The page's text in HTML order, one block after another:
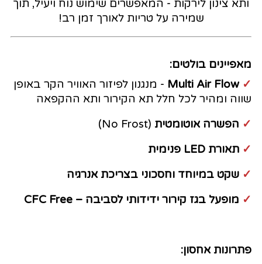
ותא צינון לירקות - המאפשרים שימוש נוח ויעיל, תוך
שמירה על טריות לאורך זמן רב!
מאפיינים בולטים:
✓
Multi Air Flow
- מנגנון לפיזור האוויר הקר באופן
שווה ומהיר לכל חלל תא הקירור ותא ההקפאה
✓ הפשרה אוטומטית (No Frost)
✓ תאורת LED פנימית
✓ שקט במיוחד וחסכוני בצריכת אנרגיה
✓ מופעל בגז קירור ידידותי לסביבה – CFC Free
פתרונות אחסון: